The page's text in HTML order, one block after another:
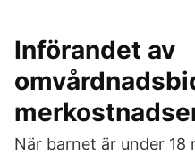
Införandet av
När barnet är under 18